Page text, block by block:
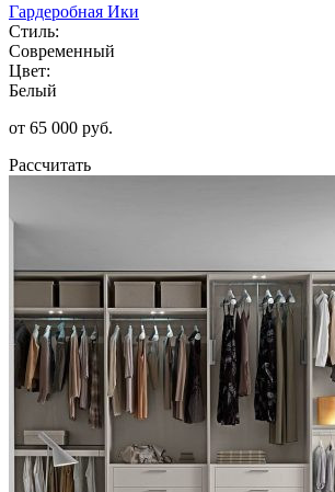
Гардеробная Ики
Стиль:
Современный
Цвет:
Белый
от 65 000 руб.
Рассчитать